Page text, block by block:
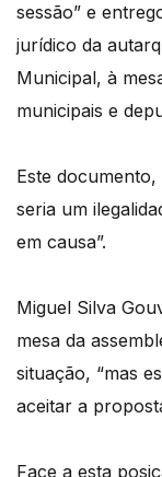
sessão” e
jurídico da
Municipal, à
municipais e
Este
seria um
em causa”.
Miguel Silva
mesa da
situação, “mas
aceitar a
Face a esta